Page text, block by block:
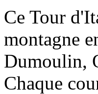
Ce Tour
montagne
Dumoulin,
Chaque